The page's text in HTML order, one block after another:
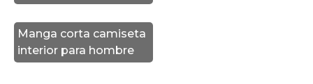
Manga corta camiseta
interior para hombre